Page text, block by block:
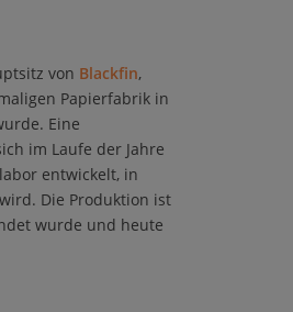
von Blackfin,
Papierfabrik in
Eine
im Laufe der Jahre
entwickelt, in
Die Produktion ist
wurde und heute